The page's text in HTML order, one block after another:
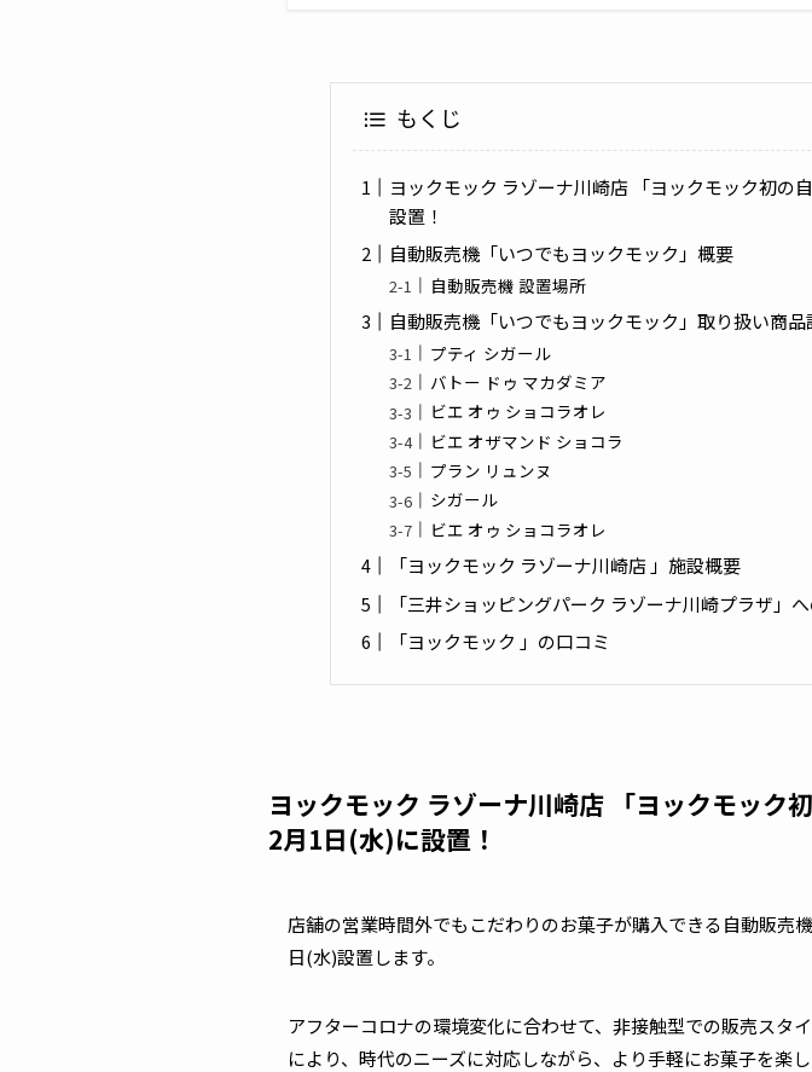
もくじ
ヨックモック ラゾーナ川崎店 「ヨックモック初の
設置！
自動販売機「いつでもヨックモック」概要
自動販売機 設置場所
自動販売機「いつでもヨックモック」取り扱い商品
プティ シガール
バトー ドゥ マカダミア
ビエ オゥ ショコラオレ
ビエ オザマンド ショコラ
プラン リュンヌ
シガール
ビエ オゥ ショコラオレ
「ヨックモック ラゾーナ川崎店 」施設概要
「三井ショッピングパーク ラゾーナ川崎プラザ」
「ヨックモック 」の口コミ
ヨックモック ラゾーナ川崎店 「ヨックモック
2月1日(水)に設置！
店舗の営業時間外でもこだわりのお菓子が購入できる自動販売
日(水)設置します。
アフターコロナの環境変化に合わせて、非接触型での販売スタ
により、時代のニーズに対応しながら、より手軽にお菓子を楽